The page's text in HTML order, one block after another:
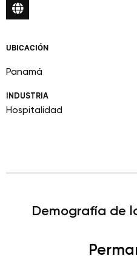
INDUSTRIA
Hospitalidad
UBICACIÓN
Panamá
Demografía de